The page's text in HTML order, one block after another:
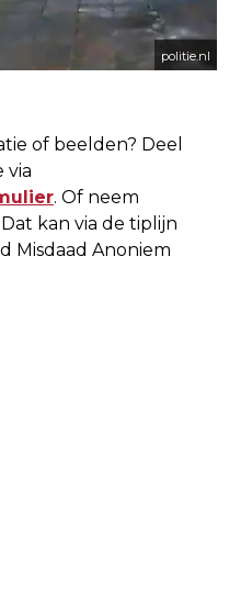
politie.nl
of beelden? Deel
via
. Of neem
kan via de tiplijn
Misdaad Anoniem